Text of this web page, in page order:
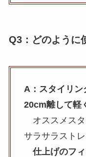
Q3：どのように
A：スタイリン
20cm離して軽
オススメスタ
サラサラスト
仕上げのフ